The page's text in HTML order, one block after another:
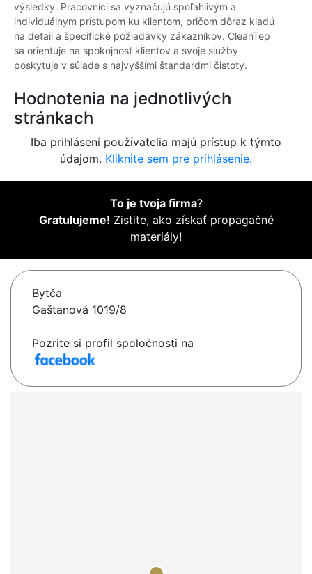
výsledky. Pracovníci sa vyznačujú spoľahlivým a
individuálnym prístupom ku klientom, pričom dôraz kladú
na detail a špecifické požiadavky zákazníkov. CleanTep
sa orientuje na spokojnosť klientov a svoje služby
poskytuje v súlade s najvyššími štandardmi čistoty.
Hodnotenia na jednotlivých
stránkach
Iba prihlásení používatelia majú prístup k týmto
údajom. Kliknite sem pre prihlásenie.
To je tvoja firma?
Gratulujeme! Zistite, ako získať propagačné
materiály!
Bytča
Gaštanová 1019/8
Pozrite si profil spoločnosti na